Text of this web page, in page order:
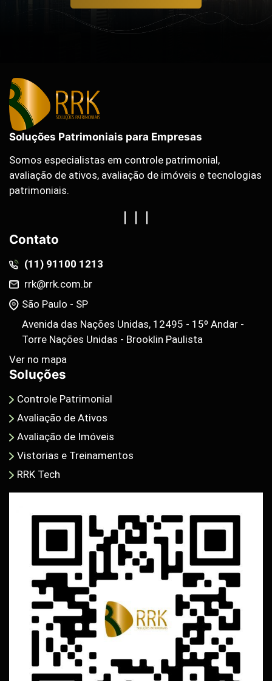
Soluções Patrimoniais para Empresas
Somos especialistas em controle patrimonial,
avaliação de ativos, avaliação de imóveis e tecnologias
patrimoniais.
Contato
(11) 91100 1213
rrk@rrk.com.br
São Paulo - SP
Avenida das Nações Unidas, 12495 - 15º Andar -
Torre Nações Unidas - Brooklin Paulista
Ver no mapa
Soluções
Controle Patrimonial
Avaliação de Ativos
Avaliação de Imóveis
Vistorias e Treinamentos
RRK Tech